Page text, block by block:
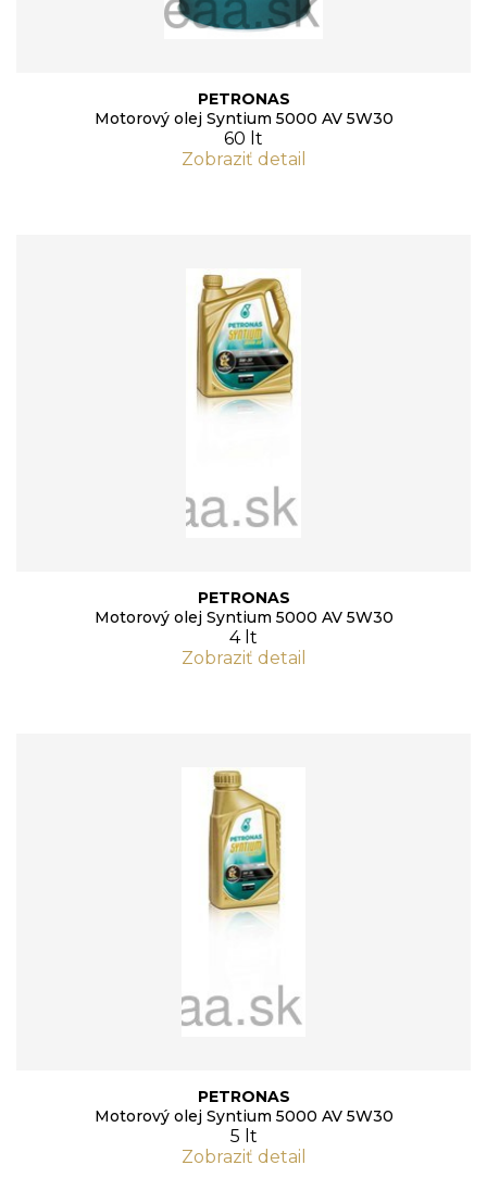
PETRONAS
Motorový olej Syntium 5000 AV 5W30
60 lt
Zobraziť detail
PETRONAS
Motorový olej Syntium 5000 AV 5W30
4 lt
Zobraziť detail
PETRONAS
Motorový olej Syntium 5000 AV 5W30
5 lt
Zobraziť detail